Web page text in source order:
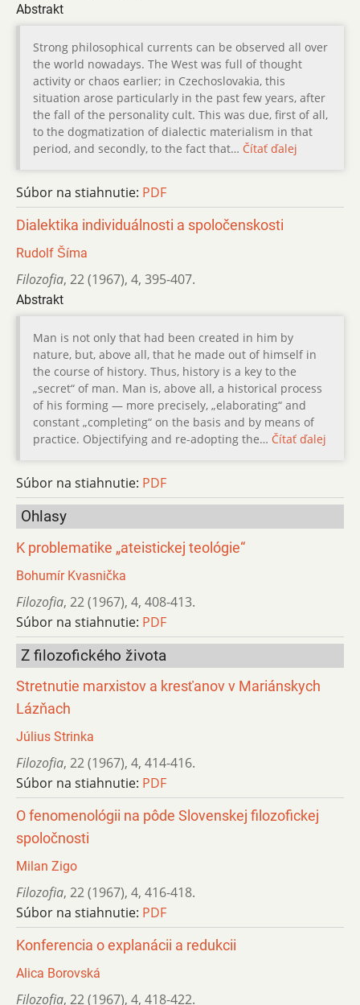
Abstrakt
Strong philosophical currents can be observed all over
the world nowadays. The West was full of thought
activity or chaos earlier; in Czechoslovakia, this
situation arose particularly in the past few years, after
the fall of the personality cult. This was due, first of all,
to the dogmatization of dialectic materialism in that
period, and secondly, to the fact that… Čítať ďalej
Súbor na stiahnutie: PDF
Dialektika individuálnosti a spoločenskosti
Rudolf Šíma
Filozofia, 22 (1967), 4, 395-407.
Abstrakt
Man is not only that had been created in him by
nature, but, above all, that he made out of himself in
the course of history. Thus, history is a key to the
„secret“ of man. Man is, above all, a historical process
of his forming — more precisely, „elaborating“ and
constant „completing“ on the basis and by means of
practice. Objectifying and re-adopting the… Čítať ďalej
Súbor na stiahnutie: PDF
Ohlasy
K problematike „ateistickej teológie“
Bohumír Kvasnička
Filozofia, 22 (1967), 4, 408-413.
Súbor na stiahnutie: PDF
Z filozofického života
Stretnutie marxistov a kresťanov v Mariánskych
Lázňach
Július Strinka
Filozofia, 22 (1967), 4, 414-416.
Súbor na stiahnutie: PDF
O fenomenológii na pôde Slovenskej filozofickej
spoločnosti
Milan Zigo
Filozofia, 22 (1967), 4, 416-418.
Súbor na stiahnutie: PDF
Konferencia o explanácii a redukcii
Alica Borovská
Filozofia, 22 (1967), 4, 418-422.